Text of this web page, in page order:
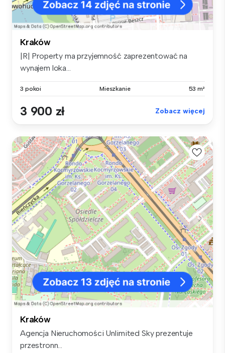
Kraków
|R| Property ma przyjemność zaprezentować na
wynajem loka...
3 pokoi Mieszkanie 53 m²
3 900 zł Zobacz więcej
Kraków
Agencja Nieruchomości Unlimited Sky prezentuje
przestronn...